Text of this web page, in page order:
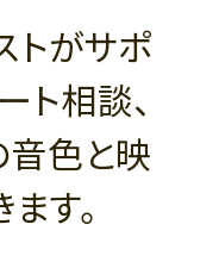
トがサポ
ト相談、
音色と映
す。